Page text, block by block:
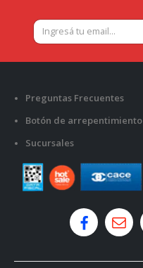
Preguntas Frecuentes
Botón de arrepentimiento
Sucursales